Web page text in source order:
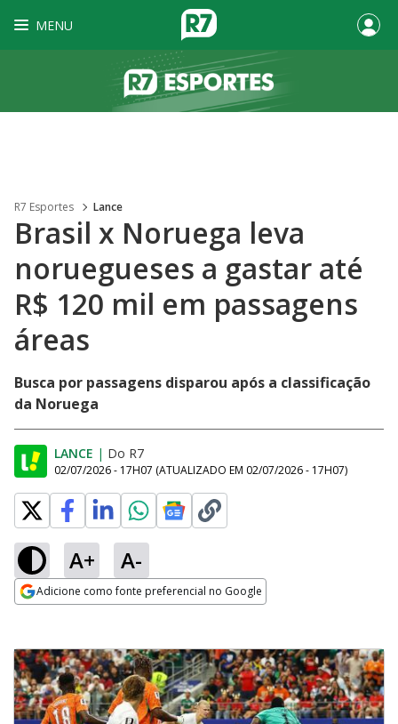
MENU
R7 Esportes Lance
Brasil x Noruega leva
noruegueses a gastar até
R$ 120 mil em passagens
áreas
Busca por passagens disparou após a classificação
da Noruega
LANCE | Do R7
02/07/2026 - 17H07 (ATUALIZADO EM 02/07/2026 - 17H07)
A+ A-
Adicione como fonte preferencial no Google